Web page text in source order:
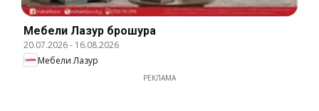
Мебели Лазур брошура
20.07.2026- 16.08.2026
Мебели Лазур
РЕКЛАМА